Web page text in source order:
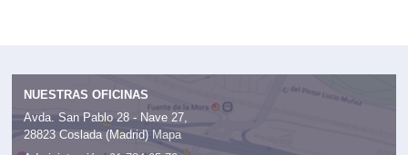
NUESTRAS OFICINAS
Avda. San Pablo 28 - Nave 27,
28823 Coslada (Madrid) Mapa